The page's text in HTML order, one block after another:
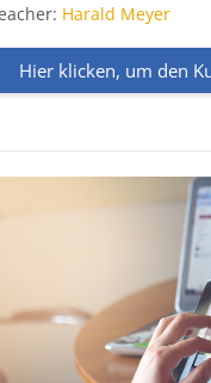
Harald Meyer
Hier klicken, um den